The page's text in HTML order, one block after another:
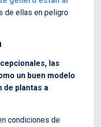
de ellas en peligro
las
un buen modelo
de plantas a
condiciones de